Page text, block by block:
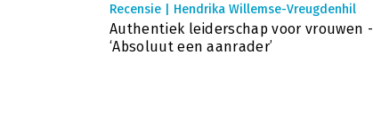
Recensie | Hendrika Willemse-Vreugdenhil
Authentiek leiderschap voor vrouwen -
‘Absoluut een aanrader’